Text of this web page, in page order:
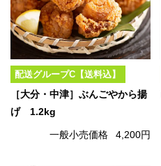
配送グループC【送料込】
［大分・中津］ぶんごやから揚
げ 1.2kg
一般小売価格 4,200円